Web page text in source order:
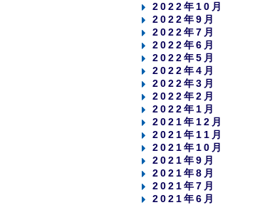
2022年10月
2022年9月
2022年7月
2022年6月
2022年5月
2022年4月
2022年3月
2022年2月
2022年1月
2021年12月
2021年11月
2021年10月
2021年9月
2021年8月
2021年7月
2021年6月